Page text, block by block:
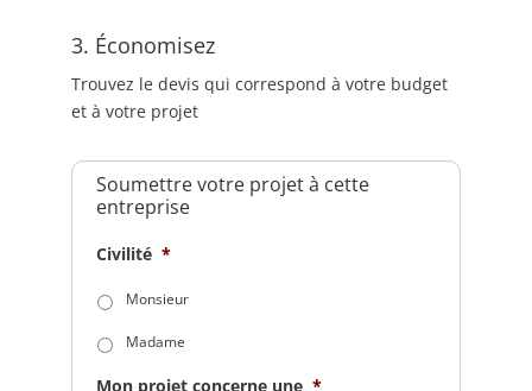
3. Économisez
Trouvez le devis qui correspond à votre budget
et à votre projet
Soumettre votre projet à cette
entreprise
Civilité *
Monsieur
Madame
Mon projet concerne une *